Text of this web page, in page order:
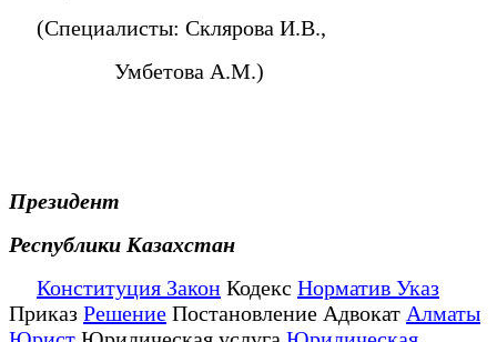
(Специалисты: Склярова И.В.,
Умбетова А.М.)
Президент
Республики Казахстан
Конституция Закон Кодекс Норматив Указ
Приказ Решение Постановление Адвокат Алматы